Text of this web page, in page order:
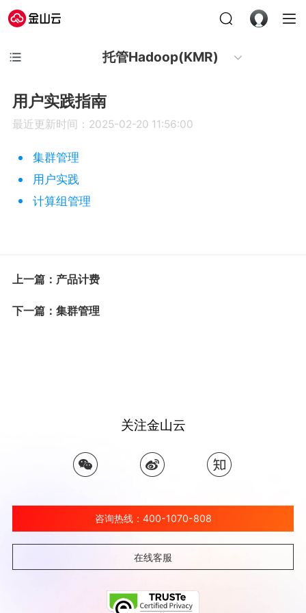
托管Hadoop(KMR)
用户实践指南
最近更新时间：2025-02-20 11:56:00
集群管理
用户实践
计算组管理
上一篇：产品计费
下一篇：集群管理
关注金山云
咨询热线：400-1070-808
在线客服